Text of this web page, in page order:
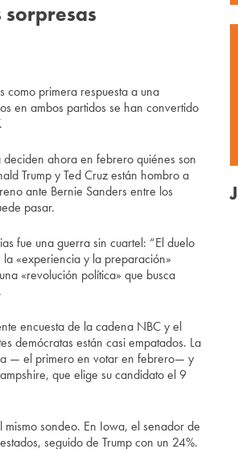
como primera respuesta a una
en ambos partidos se han convertido
ahora en febrero quiénes son
Trump y Ted Cruz están hombro a
ante Bernie Sanders entre los
pasar.
fue una guerra sin cuartel: “El duelo
«experiencia y la preparación»
«revolución política» que busca
encuesta de la cadena NBC y el
demócratas están casi empatados. La
— el primero en votar en febrero— y
que elige su candidato el 9
sondeo. En Iowa, el senador de
seguido de Trump con un 24%.